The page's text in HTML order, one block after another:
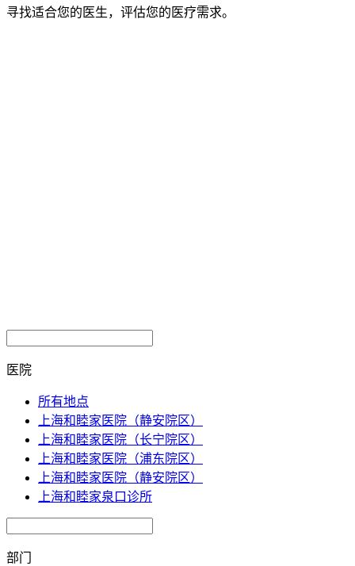
寻找适合您的医生，评估您的医疗需求。
医院
所有地点
上海和睦家医院（静安院区）
上海和睦家医院（长宁院区）
上海和睦家医院（浦东院区）
上海和睦家医院（静安院区）
上海和睦家泉口诊所
部门